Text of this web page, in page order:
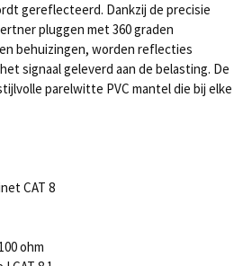
gereflecteerd. Dankzij de precisie
pluggen met 360 graden
behuizingen, worden reflecties
signaal geleverd aan de belasting. De
parelwitte PVC mantel die bij elke
CAT 8
ohm